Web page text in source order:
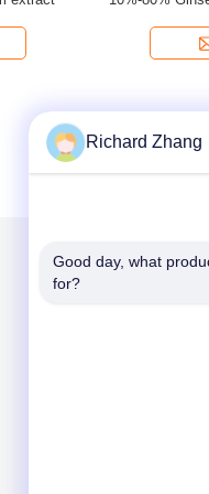
Mail ons
Richard Zhang
Good day, what
for?